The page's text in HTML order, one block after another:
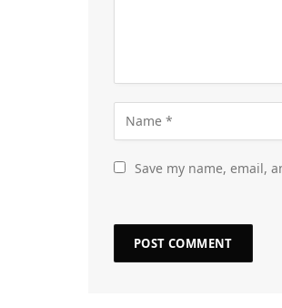
Save my name, email,